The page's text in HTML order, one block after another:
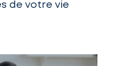
de votre vie